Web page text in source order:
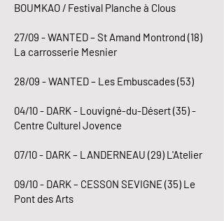
BOUMKAO / Festival Planche à Clous
27/09 - WANTED – St Amand Montrond (18)
La carrosserie Mesnier
28/09 - WANTED – Les Embuscades (53)
04/10 - DARK - Louvigné-du-Désert (35) -
Centre Culturel Jovence
07/10 - DARK – LANDERNEAU (29) L'Atelier
09/10 - DARK – CESSON SEVIGNE (35) Le
Pont des Arts